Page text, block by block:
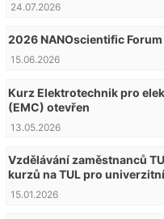
24.07.2026
2026 NANOscientific
15.06.2026
Kurz Elektrotechnik pro
(EMC) otevřen
13.05.2026
Vzdělávání zaměstnanců
kurzů na TUL pro
15.01.2026